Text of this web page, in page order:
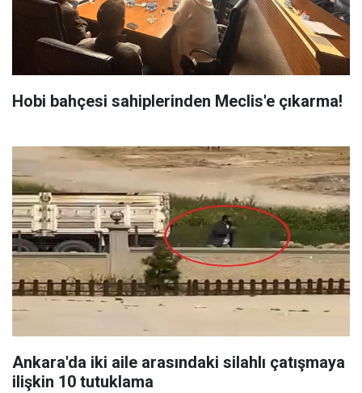
Hobi bahçesi sahiplerinden Meclis'e çıkarma!
Ankara'da iki aile arasındaki silahlı çatışmaya
ilişkin 10 tutuklama